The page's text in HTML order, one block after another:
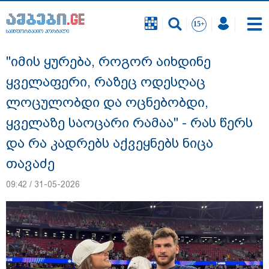
საინფორმაციო პორტალი
გიგა ავალიანის საქმეზე ნია იმნაძეს და
ანასტასია ბერუაშვილს ბრალდება
წარუდგინეს
საინფორმაციო პორტალი
"იმის ყურება, როგორ აიხდინე
ყველაფერი, რაზეც ოდესღაც
ლოცულობდი და ოცნებობდი,
ყველაზე საოცარი რამაა" - რას წერს
და რა კადრებს აქვეყნებს ნიცა
თავაძე
09:42 / 31-05-2026